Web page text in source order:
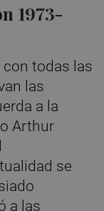
1973-
todas las
las
a la
Arthur
se
a las